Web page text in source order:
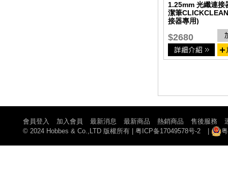
1.25mm 光纖連接
潔筆
接器專用)
$2680
會員登入 加入會員 最新消息 最新商品 熱銷商品 售後服務
© 2024 Hobbes & Co.,LTD 版權所有
粤ICP备17049578号-2